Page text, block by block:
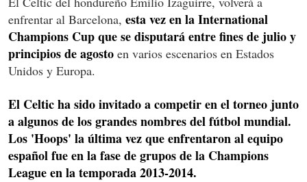
enfrentar al Barcelona, esta vez en la International
Champions Cup que se disputará entre fines de julio y
principios de agosto en varios escenarios en Estados
Unidos y Europa.
El Celtic ha sido invitado a competir en el torneo junto
a algunos de los grandes nombres del fútbol mundial.
Los 'Hoops' la última vez que enfrentaron al equipo
español fue en la fase de grupos de la Champions
League en la temporada 2013-2014.